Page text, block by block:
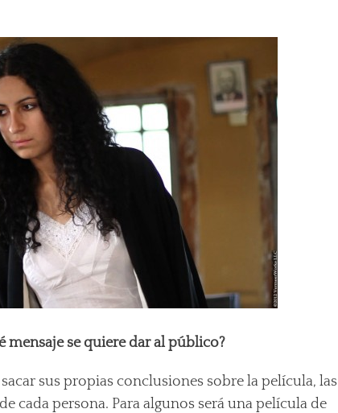
mensaje se quiere dar al público?
sus propias conclusiones sobre la película, las
cada persona. Para algunos será una película de